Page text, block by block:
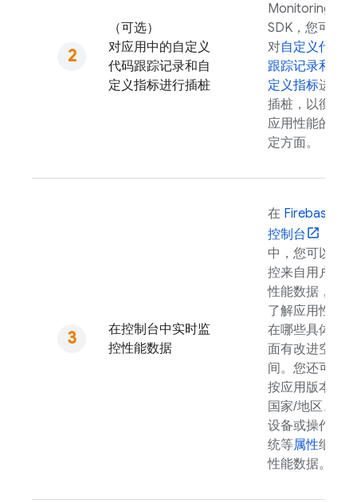
（可选）
对应用中的自定义
代码跟踪记录和自
定义指标进行插桩
Monitoring
SDK，您可以
对自定义代码
跟踪记录和自
定义指标进行
插桩，以衡量
应用性能的特
定方面。
在控制台中实时监
控性能数据
在 Firebase
控制台
中，您可以监
控来自用户的
性能数据，以
了解应用性能
在哪些具体方
面有改进空
间。您还可以
按应用版本、
国家/地区、
设备或操作系
统等属性细分
性能数据。